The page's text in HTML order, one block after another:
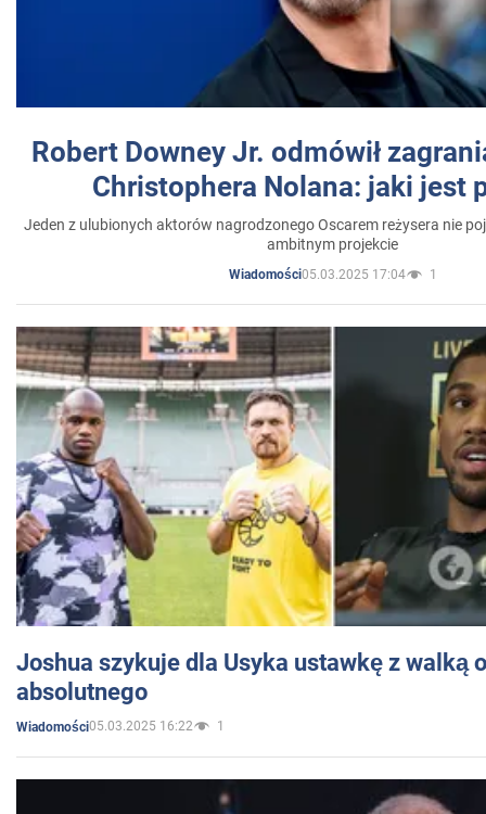
Robert Downey Jr. odmówił
Christophera Nolana: jaki jest
Jeden z ulubionych aktorów nagrodzonego Oscarem reżysera nie
ambitnym projekcie
Wiadomości05.03.2025 17:04 1
Joshua szykuje dla Usyka ustawkę z walką
absolutnego
Wiadomości05.03.2025 16:22 1